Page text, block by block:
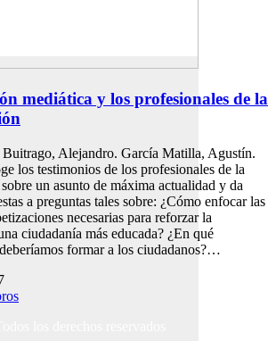
mediática y los profesionales de la
Alejandro. García Matilla, Agustín.
los testimonios de los profesionales de la
un asunto de máxima actualidad y da
a preguntas tales sobre: ¿Cómo enfocar las
necesarias para reforzar la
ciudadanía más educada? ¿En qué
formar a los ciudadanos?…